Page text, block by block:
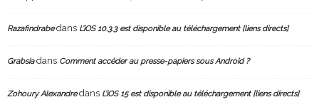
Razafindrabedans L’iOS 10.3.3 est disponible au téléchargement [liens directs]
Grabsiadans Comment accéder au presse-papiers sous Android ?
Zohoury Alexandredans L’iOS 15 est disponible au téléchargement [liens directs]